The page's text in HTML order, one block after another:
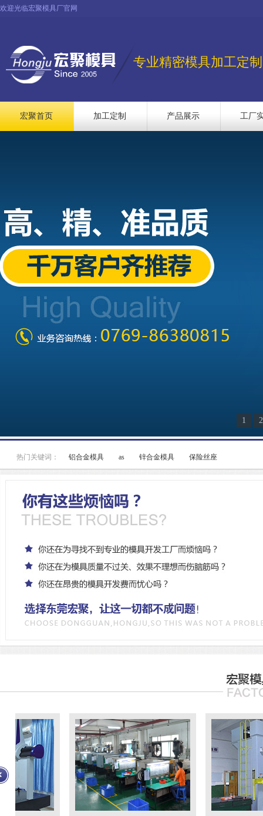
欢迎光临宏聚模具厂官网
专业精密模具加工定制
宏聚首页 加工定制 产品展示 工厂
1 2
热门关键词： 铝合金模具 as 锌合金模具 保险丝座